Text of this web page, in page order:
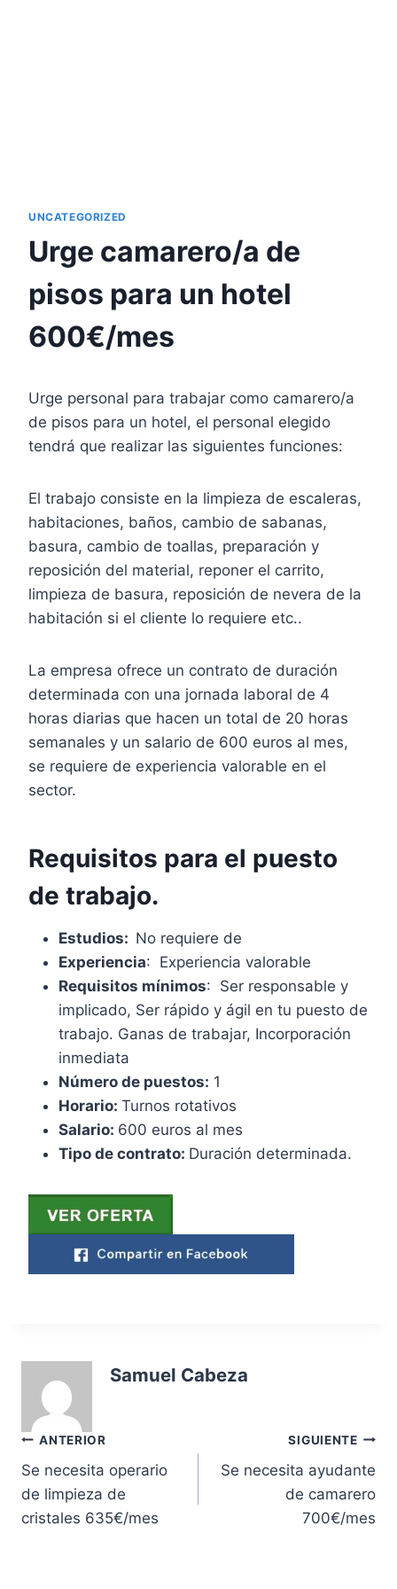
UNCATEGORIZED
Urge camarero/a de
pisos para un hotel
600€/mes
Urge personal para trabajar como camarero/a
de pisos para un hotel, el personal elegido
tendrá que realizar las siguientes funciones:
El trabajo consiste en la limpieza de escaleras,
habitaciones, baños, cambio de sabanas,
basura, cambio de toallas, preparación y
reposición del material, reponer el carrito,
limpieza de basura, reposición de nevera de la
habitación si el cliente lo requiere etc..
La empresa ofrece un contrato de duración
determinada con una jornada laboral de 4
horas diarias que hacen un total de 20 horas
semanales y un salario de 600 euros al mes,
se requiere de experiencia valorable en el
sector.
Requisitos para el puesto
de trabajo.
Estudios: No requiere de
Experiencia: Experiencia valorable
Requisitos mínimos: Ser responsable y
implicado, Ser rápido y ágil en tu puesto de
trabajo. Ganas de trabajar, Incorporación
inmediata
Número de puestos: 1
Horario: Turnos rotativos
Salario: 600 euros al mes
Tipo de contrato: Duración determinada.
Samuel Cabeza
Navegación
de
entradas
ANTERIOR
Se necesita operario
de limpieza de
cristales 635€/mes
SIGUIENTE
Se necesita ayudante
de camarero
700€/mes